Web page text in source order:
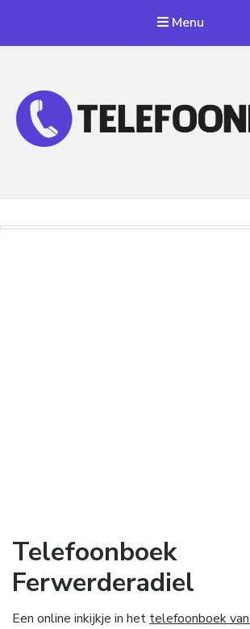
Menu
Telefoonboek
Ferwerderadiel
Een online inkijkje in het telefoonboek